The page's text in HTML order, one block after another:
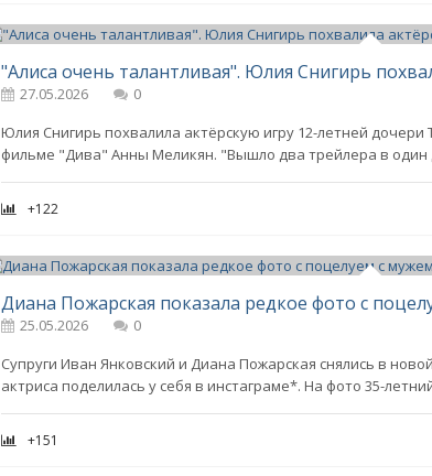
27.05.2026
0
Юлия Снигирь похвалила актёрскую игру 12-летней
фильме "Дива" Анны Меликян. "Вышло два трейлера в
+122
25.05.2026
0
Супруги Иван Янковский и Диана Пожарская снялись в
актриса поделилась у себя в инстаграме*. На фото 35-
+151